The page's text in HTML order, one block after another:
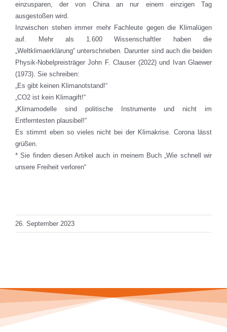
einzusparen, der von China an nur einem einzigen Tag
ausgestoßen wird.
Inzwischen stehen immer mehr Fachleute gegen die Klimalügen
auf. Mehr als 1.600 Wissenschaftler haben die
„Weltklimaerklärung“ unterschrieben. Darunter sind auch die beiden
Physik-Nobelpreisträger John F. Clauser (2022) und Ivan Glaewer
(1973). Sie schreiben:
„Es gibt keinen Klimanotstand!“
„CO2 ist kein Klimagift!“
„Klimamodelle sind politische Instrumente und nicht im
Entferntesten plausibel!“
Es stimmt eben so vieles nicht bei der Klimakrise. Corona lässt
grüßen.
* Sie finden diesen Artikel auch in meinem Buch „Wie schnell wir
unsere Freiheit verloren“
26. September 2023